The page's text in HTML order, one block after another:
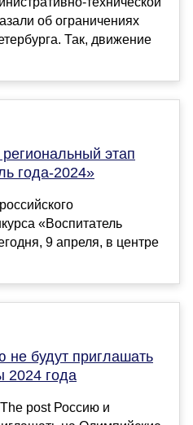
об ограничениях
Так, движение
этап
года-2024»
«Воспитатель
9 апреля, в центре
не будут приглашать
2024 года
post Россию и